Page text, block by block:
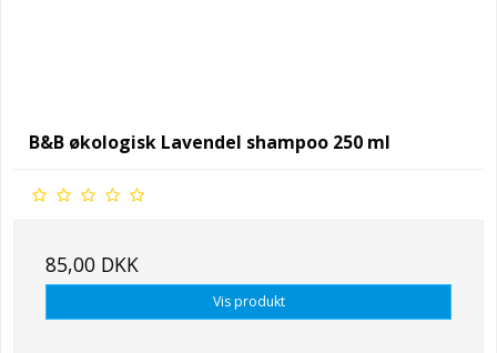
B&B økologisk Lavendel shampoo 250 ml
85,00 DKK
Vis produkt